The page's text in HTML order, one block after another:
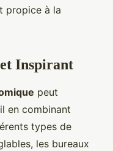
propice à la
Inspirant
peut
en combinant
types de
les bureaux